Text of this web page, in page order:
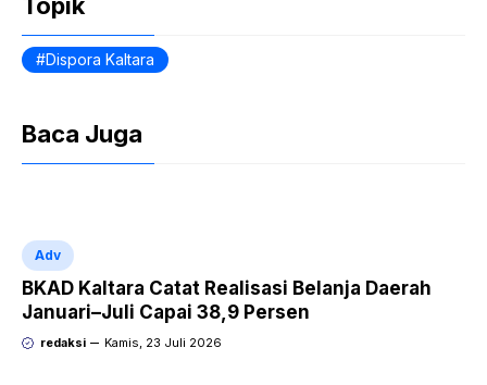
o
k
Dispora Kaltara
Baca Juga
Adv
BKAD Kaltara Catat Realisasi Belanja Daerah
Januari–Juli Capai 38,9 Persen
redaksi Kamis, 23 Juli 2026